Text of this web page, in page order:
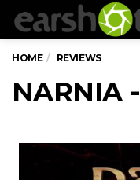
HOME REVIEWS
NARNIA